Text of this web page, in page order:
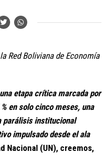
Red Boliviana de Economía
etapa crítica marcada por
en solo cinco meses, una
parálisis institucional
impulsado desde el ala
Nacional (UN), creemos,